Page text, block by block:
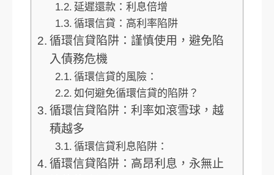
延遲還款：利息倍增
循環信貸：高利率陷阱
循環信貸陷阱：謹慎使用，避免陷
入債務危機
循環信貸的風險：
如何避免循環信貸的陷阱？
循環信貸陷阱：利率如滾雪球，越
積越多
循環信貸利息陷阱：
循環信貸陷阱：高昂利息，永無止